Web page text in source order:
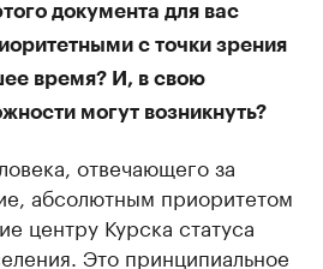
документа для вас
с точки зрения
время? И, в свою
могут возникнуть?
отвечающего за
абсолютным приоритетом
центру Курска статуса
Это принципиальное